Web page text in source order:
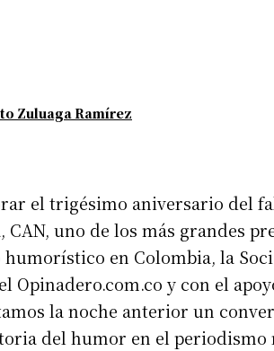
Zuluaga Ramírez
el trigésimo aniversario del
CAN, uno de los más grandes
en Colombia, la
Opinadero.com.co y con el
la noche anterior un
del humor en el periodismo